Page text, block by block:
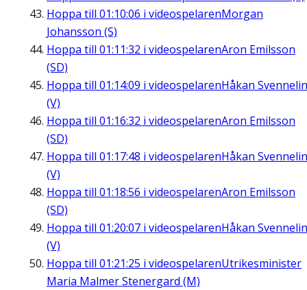
Hoppa till 01:10:06 i videospelarenMorgan
Johansson (S)
Hoppa till 01:11:32 i videospelarenAron Emilsson
(SD)
Hoppa till 01:14:09 i videospelarenHåkan
(V)
Hoppa till 01:16:32 i videospelarenAron Emilsson
(SD)
Hoppa till 01:17:48 i videospelarenHåkan
(V)
Hoppa till 01:18:56 i videospelarenAron Emilsson
(SD)
Hoppa till 01:20:07 i videospelarenHåkan
(V)
Hoppa till 01:21:25 i videospelarenUtrikesminister
Maria Malmer Stenergard (M)